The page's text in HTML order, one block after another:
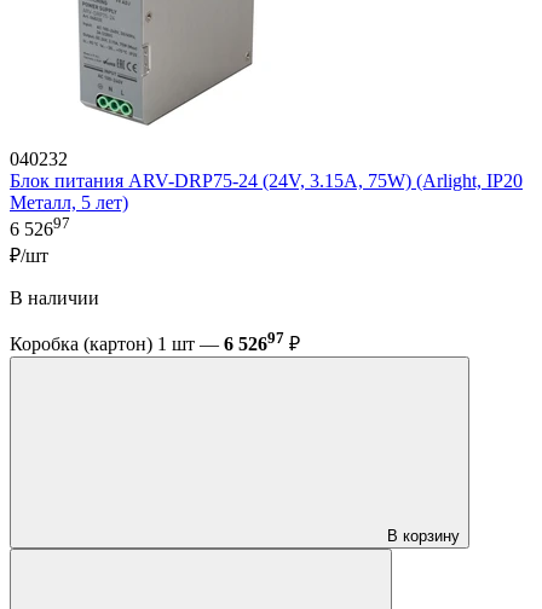
040232
Блок питания ARV-DRP75-24 (24V, 3.15A, 75W) (Arlight, IP20
Металл, 5 лет)
6 52697
₽/шт
В наличии
Коробка (картон) 1 шт — 6 52697 ₽
В корзину